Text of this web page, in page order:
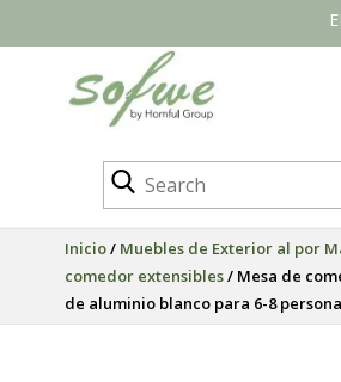
Inicio/ Muebles de Exterior al por
comedor extensibles/ Mesa de
de aluminio blanco para 6-8